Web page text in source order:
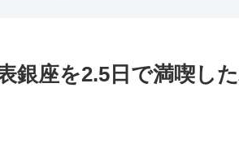
表銀座を2.5日で満喫